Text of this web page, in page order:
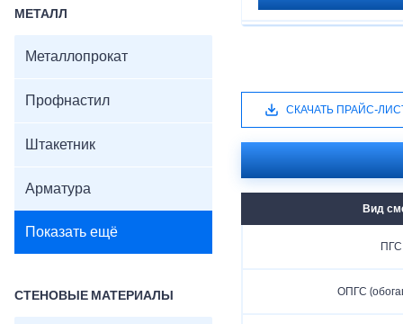
МЕТАЛЛ
Металлопрокат
Профнастил
Штакетник
Арматура
Показать ещё
СТЕНОВЫЕ МАТЕРИАЛЫ
СКАЧАТЬ ПРАЙС-
Вид
ПГС
ОПГС